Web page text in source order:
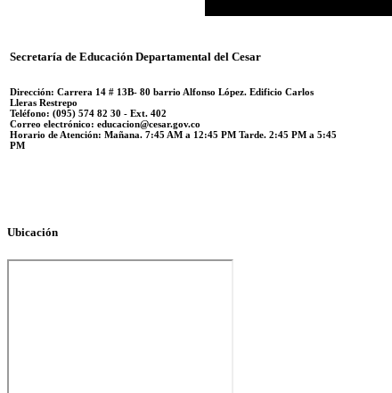
Secretaría de Educación Departamental del Cesar
Dirección: Carrera 14 # 13B- 80 barrio Alfonso López. Edificio Carlos
Lleras Restrepo
Teléfono: (095) 574 82 30 - Ext. 402
Correo electrónico: educacion@cesar.gov.co
Horario de Atención: Mañana. 7:45 AM a 12:45 PM Tarde. 2:45 PM a 5:45
PM
Ubicación